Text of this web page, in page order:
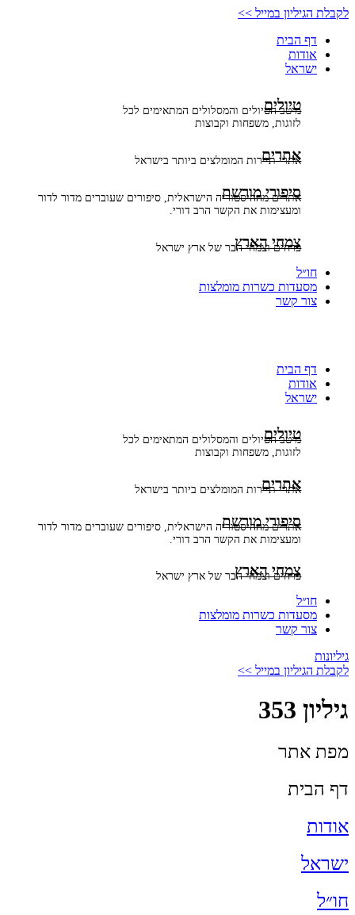
דלג
לקבלת הגיליון במייל >>
דף הבית
אודות
ישראל
טיולים
מיטב הטיולים והמסלולים המתאימים לכל
לזוגות, משפחות וקבוצות
אתרים
אתרי תיירות המומלצים ביותר בישראל
סיפורי מורשת
אתרים מההיסטוריה הישראלית, סיפורים שעוברים מדור לדור
ומעצימות את הקשר הרב דורי.
צמחי הארץ
פרחים וצמחי הבר של ארץ ישראל
חו״ל
מסעדות כשרות מומלצות
צור קשר
דף הבית
אודות
ישראל
טיולים
מיטב הטיולים והמסלולים המתאימים לכל
לזוגות, משפחות וקבוצות
אתרים
אתרי תיירות המומלצים ביותר בישראל
סיפורי מורשת
אתרים מההיסטוריה הישראלית, סיפורים שעוברים מדור לדור
ומעצימות את הקשר הרב דורי.
צמחי הארץ
פרחים וצמחי הבר של ארץ ישראל
חו״ל
מסעדות כשרות מומלצות
צור קשר
גיליונות
לקבלת הגיליון במייל >>
גיליון 353
מפת אתר
דף הבית
אודות
ישראל
חו״ל